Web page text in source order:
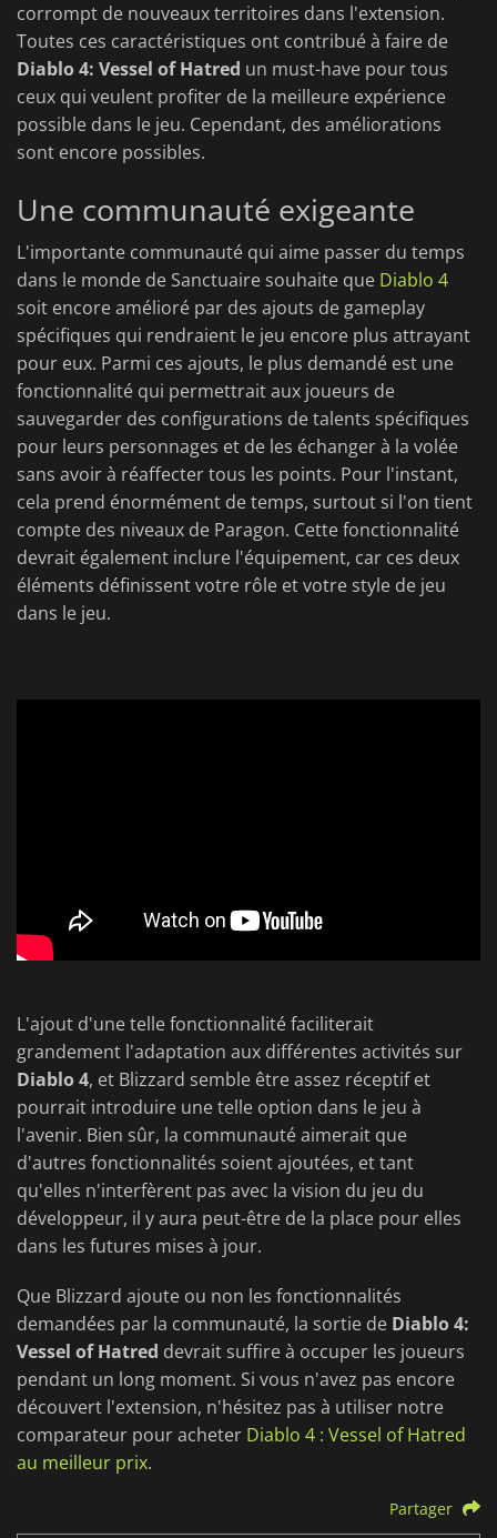
corrompt de nouveaux territoires dans l'extension.
Toutes ces caractéristiques ont contribué à faire de
Diablo 4: Vessel of Hatred un must-have pour tous
ceux qui veulent profiter de la meilleure expérience
possible dans le jeu. Cependant, des améliorations
sont encore possibles.
Une communauté exigeante
L'importante communauté qui aime passer du temps
dans le monde de Sanctuaire souhaite que Diablo 4
soit encore amélioré par des ajouts de gameplay
spécifiques qui rendraient le jeu encore plus attrayant
pour eux. Parmi ces ajouts, le plus demandé est une
fonctionnalité qui permettrait aux joueurs de
sauvegarder des configurations de talents spécifiques
pour leurs personnages et de les échanger à la volée
sans avoir à réaffecter tous les points. Pour l'instant,
cela prend énormément de temps, surtout si l'on tient
compte des niveaux de Paragon. Cette fonctionnalité
devrait également inclure l'équipement, car ces deux
éléments définissent votre rôle et votre style de jeu
dans le jeu.
L'ajout d'une telle fonctionnalité faciliterait
grandement l'adaptation aux différentes activités sur
Diablo 4, et Blizzard semble être assez réceptif et
pourrait introduire une telle option dans le jeu à
l'avenir. Bien sûr, la communauté aimerait que
d'autres fonctionnalités soient ajoutées, et tant
qu'elles n'interfèrent pas avec la vision du jeu du
développeur, il y aura peut-être de la place pour elles
dans les futures mises à jour.
Que Blizzard ajoute ou non les fonctionnalités
demandées par la communauté, la sortie de Diablo 4:
Vessel of Hatred devrait suffire à occuper les joueurs
pendant un long moment. Si vous n'avez pas encore
découvert l'extension, n'hésitez pas à utiliser notre
comparateur pour acheter Diablo 4 : Vessel of Hatred
au meilleur prix.
Partager